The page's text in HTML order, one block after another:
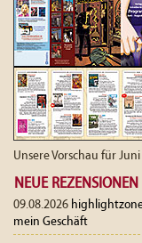
Unsere Vorschau für
NEUE REZENSIONEN
09.08.2026
mein Geschäft